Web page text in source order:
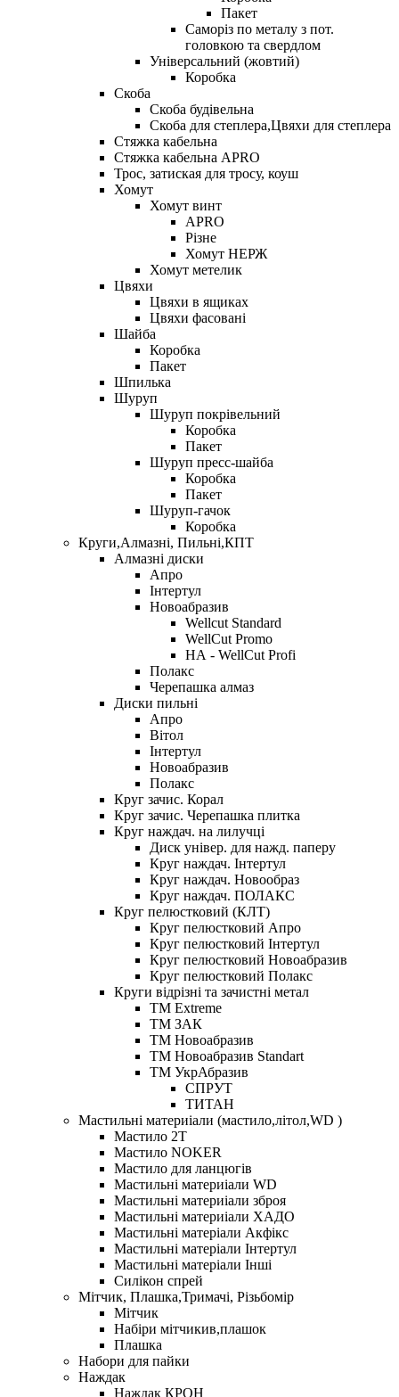
Пакет
Саморіз по металу з пот.
головкою та свердлом
Універсальний (жовтий)
Коробка
Скоба
Скоба будівельна
Скоба для степлера,Цвяхи для степлера
Стяжка кабельна
Стяжка кабельна APRO
Трос, затиская для тросу, коуш
Хомут
Хомут винт
APRO
Різне
Хомут НЕРЖ
Хомут метелик
Цвяхи
Цвяхи в ящиках
Цвяхи фасовані
Шайба
Коробка
Пакет
Шпилька
Шуруп
Шуруп покрівельний
Коробка
Пакет
Шуруп пресс-шайба
Коробка
Пакет
Шуруп-гачок
Коробка
Круги,Алмазні, Пильні,КПТ
Алмазні диски
Апро
Інтертул
Новоабразив
Wellcut Standard
WellCut Promo
НА - WellCut Profi
Полакс
Черепашка алмаз
Диски пильні
Апро
Вітол
Інтертул
Новоабразив
Полакс
Круг зачис. Корал
Круг зачис. Черепашка плитка
Круг наждач. на лилучці
Диск універ. для нажд. паперу
Круг наждач. Інтертул
Круг наждач. Новообраз
Круг наждач. ПОЛАКС
Круг пелюстковий (КЛТ)
Круг пелюстковий Апро
Круг пелюстковий Інтертул
Круг пелюстковий Новоабразив
Круг пелюстковий Полакс
Круги відрізні та зачистні метал
ТМ Extreme
ТМ ЗАК
ТМ Новоабразив
ТМ Новоабразив Standart
ТМ УкрАбразив
СПРУТ
ТИТАН
Мастильні материіали (мастило,літол,WD )
Мастило 2Т
Мастило NOKER
Мастило для ланцюгів
Мастильні материіали WD
Мастильні материіали зброя
Мастильні материіали ХАДО
Мастильні матеріали Акфікс
Мастильні матеріали Інтертул
Мастильні матеріали Інші
Силікон спрей
Мітчик, Плашка,Тримачі, Різьбомір
Мітчик
Набіри мітчикив,плашок
Плашка
Набори для пайки
Наждак
Наждак КРОН